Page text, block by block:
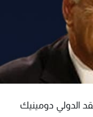
الدولي دومينيك